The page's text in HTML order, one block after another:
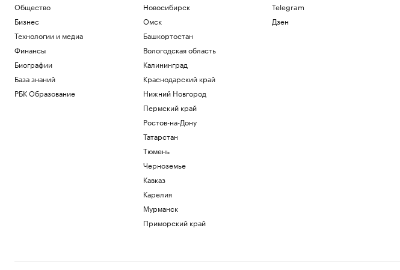
Общество
Бизнес
Технологии и медиа
Финансы
Биографии
База знаний
РБК Образование
Новосибирск
Омск
Башкортостан
Вологодская область
Калининград
Краснодарский край
Нижний Новгород
Пермский край
Ростов-на-Дону
Татарстан
Тюмень
Черноземье
Кавказ
Карелия
Мурманск
Приморский край
Telegram
Дзен